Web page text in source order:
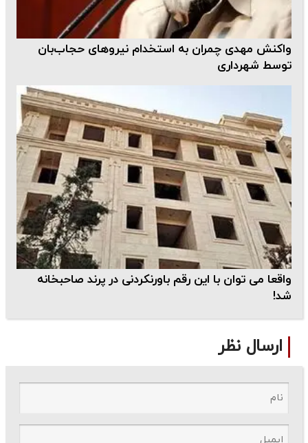
واکنش مهدی چمران به استخدام نیروهای حجاب‌بان
توسط شهرداری
واقعا می توان با این رقم باورنکردنی در پرند صاحبخانه
شد!
ارسال نظر